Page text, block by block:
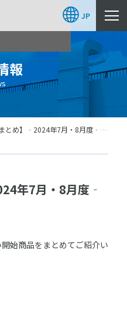
JP
報
まとめ】‐2024年7月・8月度‐導
年7月・8月度‐
始商品をまとめてご紹介い